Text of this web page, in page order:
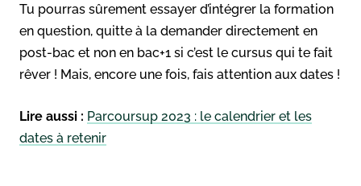
Tu pourras sûrement essayer d’intégrer la formation
en question, quitte à la demander directement en
post-bac et non en bac+1 si c’est le cursus qui te fait
rêver ! Mais, encore une fois, fais attention aux dates !
Lire aussi : Parcoursup 2023 : le calendrier et les
dates à retenir